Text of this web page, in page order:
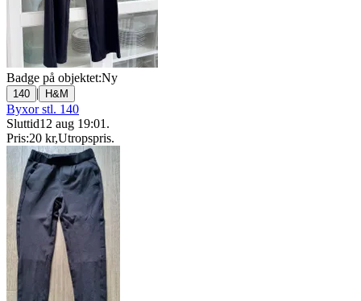
Badge på objektet:Ny
140 | H&M
Byxor stl. 140
Sluttid12 aug 19:01 .
Pris:20 kr,Utropspris.